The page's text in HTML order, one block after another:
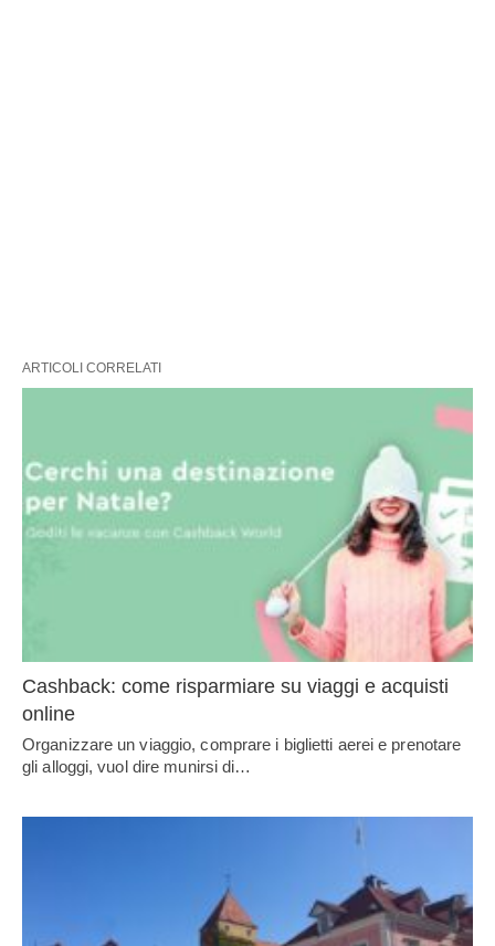
ARTICOLI CORRELATI
Cashback: come risparmiare su viaggi e acquisti
online
Organizzare un viaggio, comprare i biglietti aerei e prenotare
gli alloggi, vuol dire munirsi di…